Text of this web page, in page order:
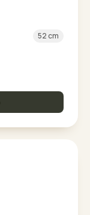
52 cm